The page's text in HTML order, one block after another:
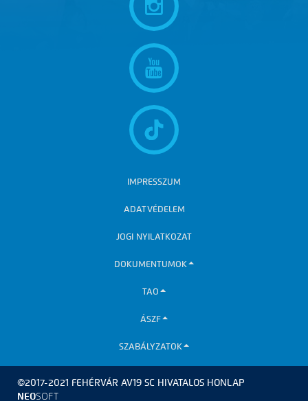
IMPRESSZUM
ADATVÉDELEM
JOGI NYILATKOZAT
DOKUMENTUMOK
TAO
ÁSZF
SZABÁLYZATOK
©2017-2021 FEHÉRVÁR AV19 SC HIVATALOS HONLAP
NEOSOFT